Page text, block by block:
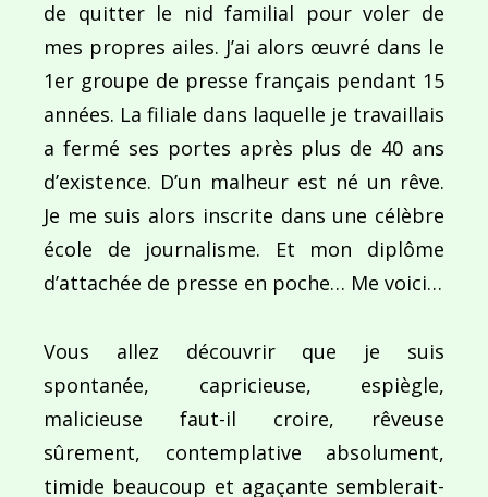
de quitter le nid familial pour voler de
mes propres ailes. J’ai alors œuvré dans le
1er groupe de presse français pendant 15
années. La filiale dans laquelle je travaillais
a fermé ses portes après plus de 40 ans
d’existence. D’un malheur est né un rêve.
Je me suis alors inscrite dans une célèbre
école de journalisme. Et mon diplôme
d’attachée de presse en poche… Me voici…
Vous allez découvrir que je suis
spontanée, capricieuse, espiègle,
malicieuse faut-il croire, rêveuse
sûrement, contemplative absolument,
timide beaucoup et agaçante semblerait-